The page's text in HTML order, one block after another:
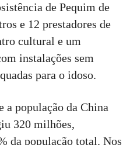
de Pequim de
e 12 prestadores de
cultural e um
instalações sem
para o idoso.
população da China
320 milhões,
da população total. Nos